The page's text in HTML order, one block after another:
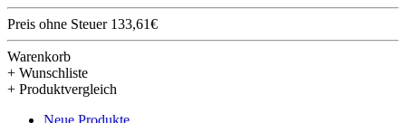
Preis ohne Steuer 133,61€
Warenkorb
+ Wunschliste
+ Produktvergleich
Neue Produkte